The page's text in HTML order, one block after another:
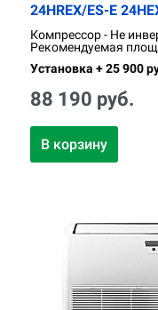
24HREX/ES-E
Компрессор - Не
Рекомендуемая
Установка + 25 900
88 190 руб.
В корзину